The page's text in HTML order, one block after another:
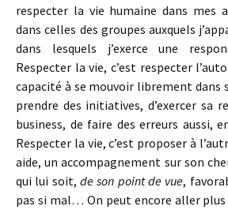
respecter la vie humaine dans mes
dans celles des groupes auxquels
dans lesquels j’exerce une
Respecter la vie, c’est respecter
capacité à se mouvoir librement dans
prendre des initiatives, d’exercer sa
business, de faire des erreurs aussi,
Respecter la vie, c’est proposer à
aide, un accompagnement sur son
qui lui soit, de son point de vue,
pas si mal… On peut encore aller plus